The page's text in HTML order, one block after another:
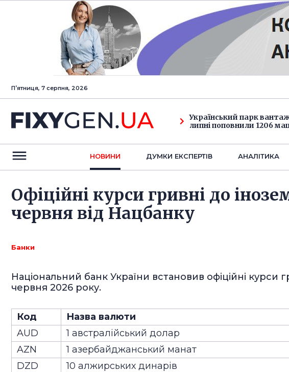
Пʼятниця, 7 серпня, 2026
Український парк
липні поповнили 1206
НОВИНИ ДУМКИ ЕКСПЕРТIВ АНАЛIТИКА
Офіційні курси гривні до
червня від Нацбанку
Банки
Національний банк України встановив офіційні курси
червня 2026 року.
Код Назва валюти
AUD
1 австралійський долар
AZN
1 азербайджанський манат
DZD
10 алжирських динарів